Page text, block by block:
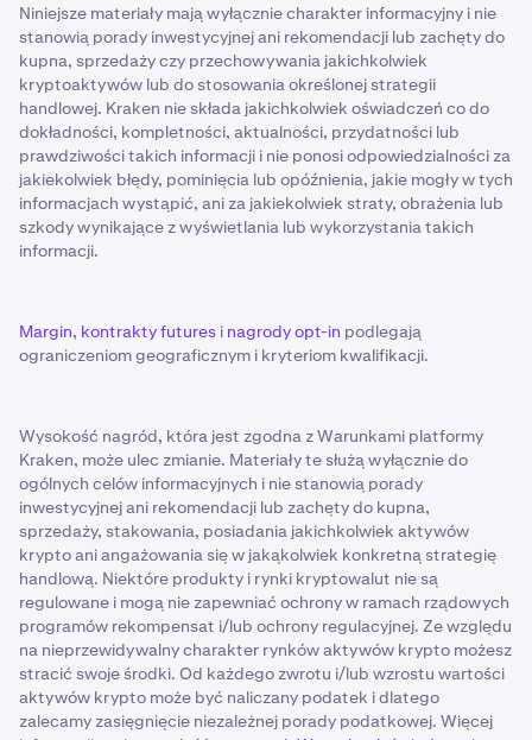
Niniejsze materiały mają wyłącznie charakter informacyjny i nie
stanowią porady inwestycyjnej ani rekomendacji lub zachęty do
kupna, sprzedaży czy przechowywania jakichkolwiek
kryptoaktywów lub do stosowania określonej strategii
handlowej. Kraken nie składa jakichkolwiek oświadczeń co do
dokładności, kompletności, aktualności, przydatności lub
prawdziwości takich informacji i nie ponosi odpowiedzialności za
jakiekolwiek błędy, pominięcia lub opóźnienia, jakie mogły w tych
informacjach wystąpić, ani za jakiekolwiek straty, obrażenia lub
szkody wynikające z wyświetlania lub wykorzystania takich
informacji.
Margin, kontrakty futures i nagrody opt-in podlegają
ograniczeniom geograficznym i kryteriom kwalifikacji.
Wysokość nagród, która jest zgodna z Warunkami platformy
Kraken, może ulec zmianie. Materiały te służą wyłącznie do
ogólnych celów informacyjnych i nie stanowią porady
inwestycyjnej ani rekomendacji lub zachęty do kupna,
sprzedaży, stakowania, posiadania jakichkolwiek aktywów
krypto ani angażowania się w jakąkolwiek konkretną strategię
handlową. Niektóre produkty i rynki kryptowalut nie są
regulowane i mogą nie zapewniać ochrony w ramach rządowych
programów rekompensat i/lub ochrony regulacyjnej. Ze względu
na nieprzewidywalny charakter rynków aktywów krypto możesz
stracić swoje środki. Od każdego zwrotu i/lub wzrostu wartości
aktywów krypto może być naliczany podatek i dlatego
zalecamy zasięgnięcie niezależnej porady podatkowej. Więcej